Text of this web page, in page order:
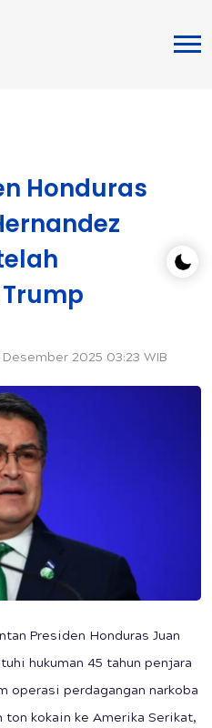
Honduras
Desember 2025 03:23 WIB
Presiden Honduras Juan
hukuman 45 tahun penjara
operasi perdagangan narkoba
ton kokain ke Amerika Serikat,